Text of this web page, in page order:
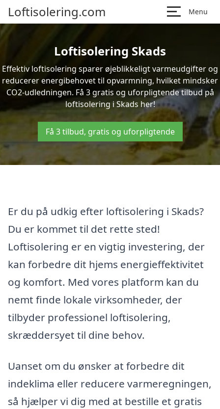
Loftisolering.com Menu
Loftisolering Skads
Effektiv loftisolering sparer øjeblikkeligt varmeudgifter og
reducerer energibehovet til opvarmning, hvilket mindsker
CO2-udledningen. Få 3 gratis og uforpligtende tilbud på
loftisolering i Skads her!
Få 3 tilbud, gratis og uforpligtende
Er du på udkig efter loftisolering i Skads?
Du er kommet til det rette sted!
Loftisolering er en vigtig investering, der
kan forbedre dit hjems energieffektivitet
og komfort. Med vores platform kan du
nemt finde lokale virksomheder, der
tilbyder professionel loftisolering,
skræddersyet til dine behov.
Uanset om du ønsker at forbedre dit
indeklima eller reducere varmeregningen,
så hjælper vi dig med at bestille et gratis